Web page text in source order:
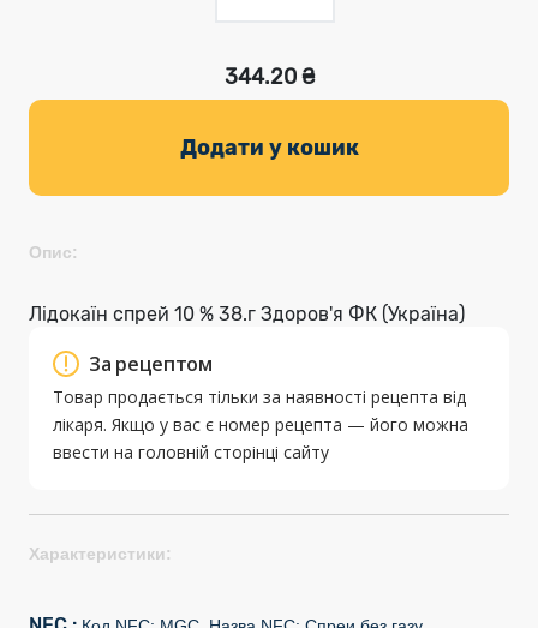
344.20 ₴
Додати у кошик
Опис:
Лідокаїн спрей 10 % 38.г Здоров'я ФК (Україна)
За рецептом
Товар продається тільки за наявності рецепта від
лікаря. Якщо у вас є номер рецепта — його можна
ввести на головній сторінці сайту
Характеристики: